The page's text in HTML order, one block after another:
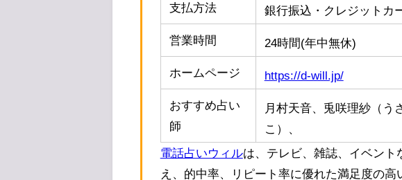
支払方法 銀行振込・クレジットカ
営業時間 24時間(年中無休)
ホームページ https://d-will.jp/
おすすめ占い
師
月村天音、兎咲理紗（う
こ）、
電話占いウィルは、テレビ、雑誌、イベント
え、的中率、リピート率に優れた満足度の高